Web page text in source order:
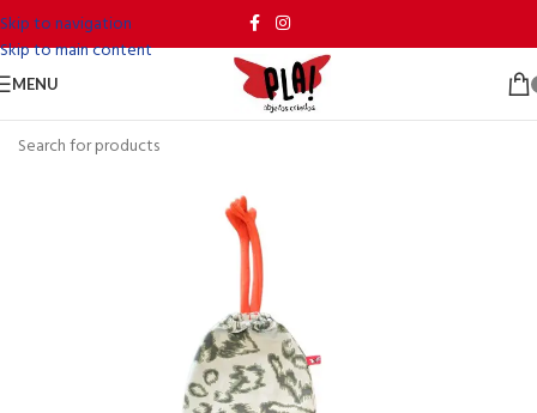
Skip to navigation
Skip to main content
MENU